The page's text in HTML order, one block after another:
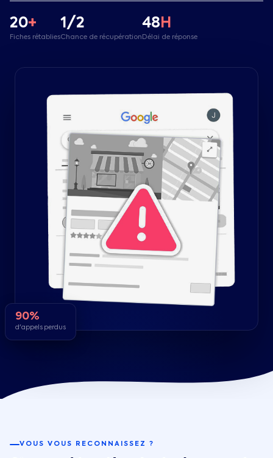
20+
Fiches rétablies
1/2
Chance de récupération
48 H
Délai de réponse
90%
d'appels perdus
VOUS VOUS RECONNAISSEZ ?